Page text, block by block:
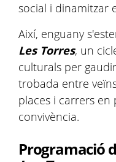
social i dinamitzar
Així, enguany
Les Torres, un
culturals per
trobada entre
places i carrers
convivència.
Programació